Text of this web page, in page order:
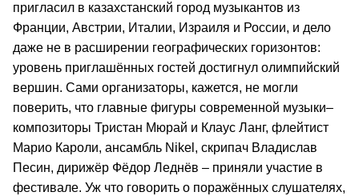
пригласил в казахстанский город музыкантов из
Франции, Австрии, Италии, Израиля и России, и дело
даже не в расширении географических горизонтов:
уровень приглашённых гостей достигнул олимпийский
вершин. Сами организаторы, кажется, не могли
поверить, что главные фигуры современной музыки–
композиторы Тристан Мюрай и Клаус Ланг, флейтист
Марио Кароли, ансамбль Nikel, скрипач Владислав
Песин, дирижёр Фёдор Леднёв – приняли участие в
фестивале. Уж что говорить о поражённых слушателях,